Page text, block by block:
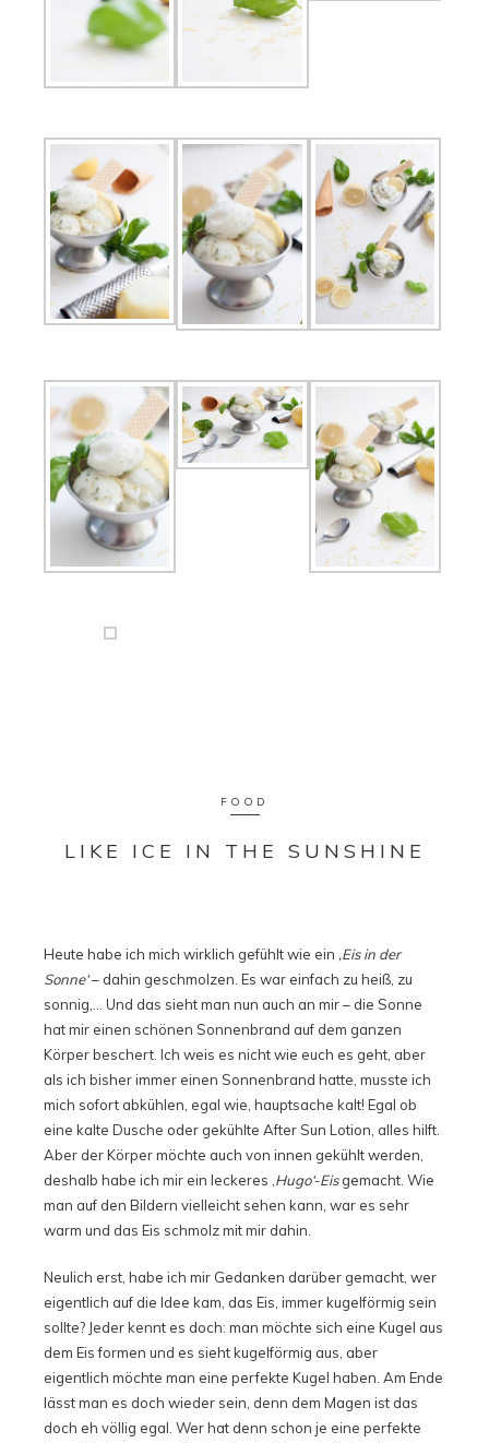
FOOD
LIKE ICE IN THE SUNSHINE
Heute habe ich mich wirklich gefühlt wie ein ‚Eis in der
Sonne‘– dahin geschmolzen. Es war einfach zu heiß, zu
sonnig,… Und das sieht man nun auch an mir – die Sonne
hat mir einen schönen Sonnenbrand auf dem ganzen
Körper beschert. Ich weis es nicht wie euch es geht, aber
als ich bisher immer einen Sonnenbrand hatte, musste ich
mich sofort abkühlen, egal wie, hauptsache kalt! Egal ob
eine kalte Dusche oder gekühlte After Sun Lotion, alles hilft.
Aber der Körper möchte auch von innen gekühlt werden,
deshalb habe ich mir ein leckeres ‚ Hugo‘-Eisgemacht. Wie
man auf den Bildern vielleicht sehen kann, war es sehr
warm und das Eis schmolz mit mir dahin.
Neulich erst, habe ich mir Gedanken darüber gemacht, wer
eigentlich auf die Idee kam, das Eis, immer kugelförmig sein
sollte? Jeder kennt es doch: man möchte sich eine Kugel aus
dem Eis formen und es sieht kugelförmig aus, aber
eigentlich möchte man eine perfekte Kugel haben. Am Ende
lässt man es doch wieder sein, denn dem Magen ist das
doch eh völlig egal. Wer hat denn schon je eine perfekte